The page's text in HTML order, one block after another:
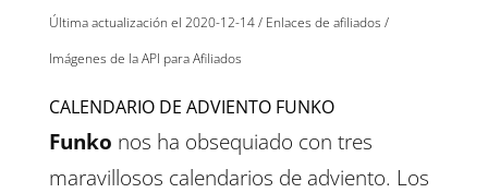
Última actualización el 2020-12-14 / Enlaces de afiliados /
Imágenes de la API para Afiliados
CALENDARIO DE ADVIENTO FUNKO
Funko nos ha obsequiado con tres
maravillosos calendarios de adviento. Los